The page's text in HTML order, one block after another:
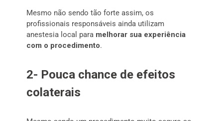
Mesmo não sendo tão forte assim, os
profissionais responsáveis ainda utilizam
anestesia local para melhorar sua experiência
com o procedimento.
2- Pouca chance de efeitos
colaterais